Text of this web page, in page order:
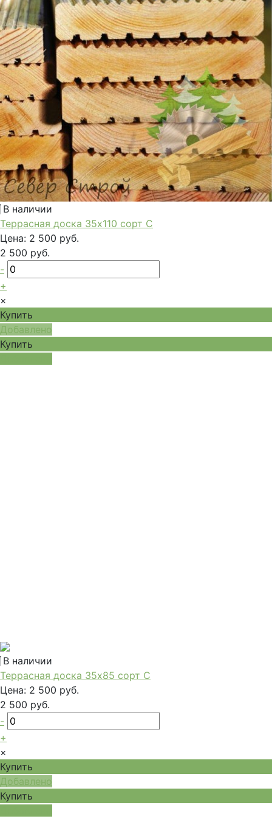
В наличии
Террасная доска 35x110 сорт С
Цена: 2 500 руб.
2 500 руб.
-
+
×
Купить
Добавлено
Купить
В наличии
Террасная доска 35x85 сорт С
Цена: 2 500 руб.
2 500 руб.
-
+
×
Купить
Добавлено
Купить